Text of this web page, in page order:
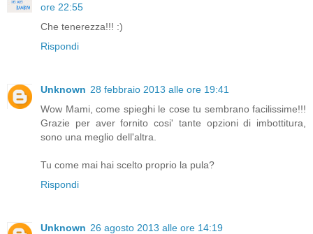
ore 22:55
Che tenerezza!!! :)
Rispondi
Unknown 28 febbraio 2013 alle ore 19:41
Wow Mami, come spieghi le cose tu sembrano facilissime!!!
Grazie per aver fornito cosi' tante opzioni di imbottitura,
sono una meglio dell'altra.
Tu come mai hai scelto proprio la pula?
Rispondi
Unknown 26 agosto 2013 alle ore 14:19